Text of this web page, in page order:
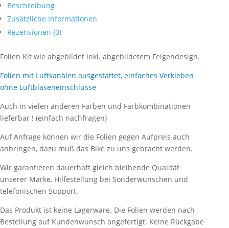
Beschreibung
Zusätzliche Informationen
Rezensionen (0)
Folien Kit wie abgebildet inkl. abgebildetem Felgendesign.
Folien mit Luftkanälen ausgestattet, einfaches Verkleben
ohne Luftblaseneinschlüsse
Auch in vielen anderen Farben und Farbkombinationen
lieferbar ! (einfach nachfragen)
Auf Anfrage können wir die Folien gegen Aufpreis auch
anbringen, dazu muß das Bike zu uns gebracht werden.
Wir garantieren dauerhaft gleich bleibende Qualität
unserer Marke, Hilfestellung bei Sonderwünschen und
telefonischen Support.
Das Produkt ist keine Lagerware. Die Folien werden nach
Bestellung auf Kundenwunsch angefertigt. Keine Rückgabe